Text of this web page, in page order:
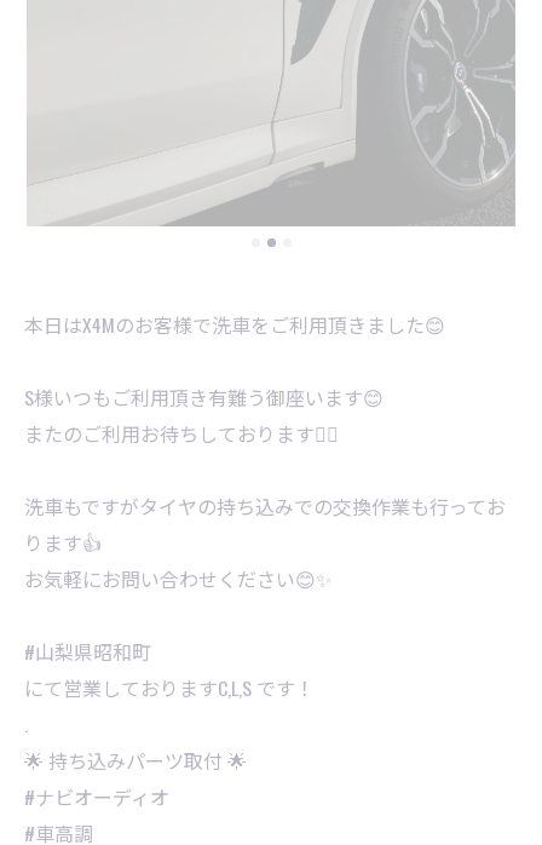
本日はX4Mのお客様で洗車をご利用頂きました😊
S様いつもご利用頂き有難う御座います😊
またのご利用お待ちしております🙇‍♂️
洗車もですがタイヤの持ち込みでの交換作業も行ってお
ります👍
お気軽にお問い合わせください😊✨
#山梨県昭和町
にて営業しておりますC,L,S です！
🌟 持ち込みパーツ取付 🌟
#ナビオーディオ
#車高調